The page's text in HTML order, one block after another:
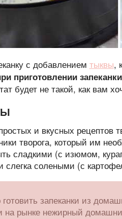
с добавлением тыквы,
приготовлении
будет не такой, как вам
и вкусных рецептов
творога, который им
сладкими (с изюмом,
солеными (с
запеканки из
на рынке нежирный